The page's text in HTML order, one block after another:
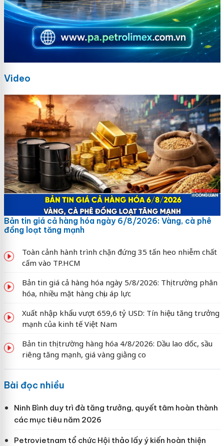
Video
Bản tin giá cả hàng hóa ngày 6/8/2026: Vàng, cà phê
đồng loạt tăng mạnh
Toàn cảnh hành trình chặn đứng 35 tấn heo nhiễm chất
cấm vào TP.HCM
Bản tin giá cả hàng hóa ngày 5/8/2026: Thị trường phân
hóa, nhiều mặt hàng chịu áp lực
Xuất nhập khẩu vượt 659,6 tỷ USD: Tín hiệu tăng trưởng
mạnh của kinh tế Việt Nam
Bản tin thị trường hàng hóa 4/8/2026: Dầu lao dốc, sầu
riêng tăng mạnh, giá vàng giằng co
Bài đọc nhiều
Ninh Bình duy trì đà tăng trưởng, quyết tâm hoàn thành
các mục tiêu năm 2026
Petrovietnam tổ chức Hội thảo lấy ý kiến hoàn thiện